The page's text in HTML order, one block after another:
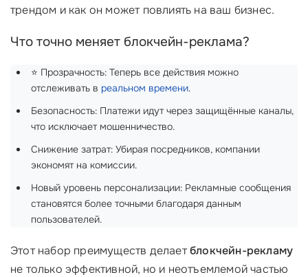
трендом и как он может повлиять на ваш бизнес.
Что точно меняет блокчейн-реклама?
⭐ Прозрачность: Теперь все действия можно
отслеживать в реальном времени.
Безопасность: Платежи идут через защищённые каналы,
что исключает мошенничество.
Снижение затрат: Убирая посредников, компании
экономят на комиссии.
Новый уровень персонализации: Рекламные сообщения
становятся более точными благодаря данным
пользователей.
Этот набор преимуществ делаетблокчейн-рекламу
не только эффективной, но и неотъемлемой частью